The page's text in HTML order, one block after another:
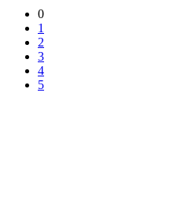
0
1
2
3
4
5